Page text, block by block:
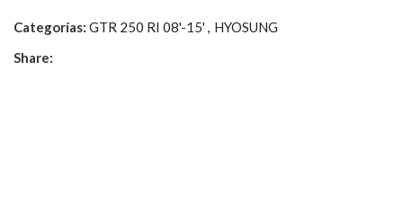
Categorías: GTR 250 RI 08'-15' , HYOSUNG
Share: